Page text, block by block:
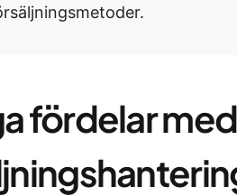
fördelar med